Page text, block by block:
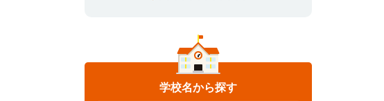
学校名から探す